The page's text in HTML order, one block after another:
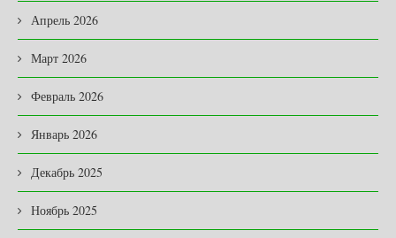
Апрель 2026
Март 2026
Февраль 2026
Январь 2026
Декабрь 2025
Ноябрь 2025